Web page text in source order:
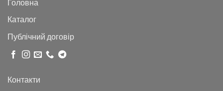
Головна
Каталог
Публічний договір
Контакти